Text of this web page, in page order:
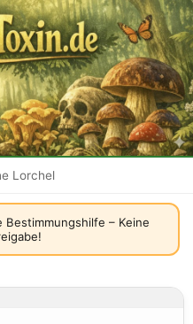
Lorchel
Bestimmungshilfe – Keine